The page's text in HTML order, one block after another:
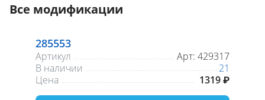
Все модификации
285553
Артикул
Арт: 429317
В наличии
21
Цена
1319 ₽